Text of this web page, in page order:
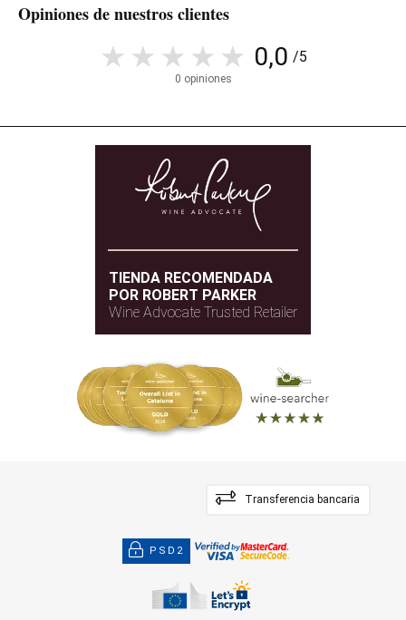
Opiniones de nuestros clientes
0,0 /5
0 opiniones
TIENDA RECOMENDADA
POR ROBERT PARKER
Wine Advocate Trusted Retailer
Transferencia bancaria
PSD2